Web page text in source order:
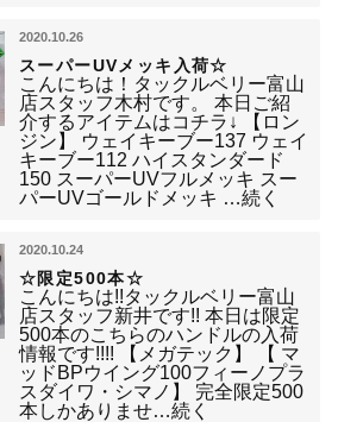
2020.10.26
スーパーUVメッキ入荷☆
こんにちは！タックルベリー富山
店スタッフ木村です。 本日ご紹
介するアイテムはコチラ↓ 【ロン
ジン】 ウェイキーブー137 ウェイ
キーブー112 ハイスタンダード
150 スーパーUVフルメッキ スー
パーUVゴールドメッキ …続く
2020.10.24
☆限定500本☆
こんにちは!!タックルベリー富山
店スタッフ新井です!! 本日は限定
500本のこちらのハンドルの入荷
情報です!!!! 【メガテック】 【 マ
ッドBPウイング100フィーノプラ
スダイワ・シマノ】 完全限定500
本しかありませ…続く